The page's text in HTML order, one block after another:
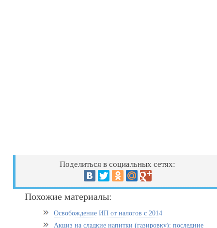
Поделиться в социальных сетях:
Похожие материалы:
Освобождение ИП от налогов с 2014
Акциз на сладкие напитки (газировку): последние